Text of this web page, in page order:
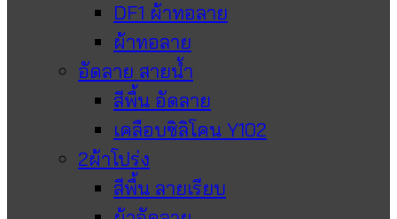
DF1 ผ้าทอลาย
ผ้าทอลาย
อัดลาย สายน้ำ
สีพื้น อัดลาย
เคลือบซิลิโคน Y102
2ผ้าโปร่ง
สีพื้น ลายเรียบ